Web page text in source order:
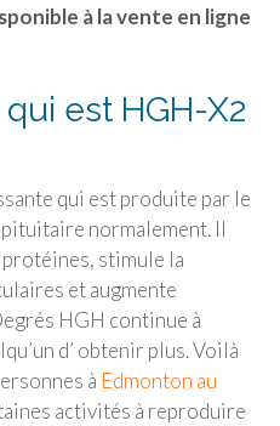
à la vente en ligne
est HGH-X2
qui est produite par le
normalement. Il
stimule la
et augmente
HGH continue à
d’ obtenir plus. Voilà
à Edmonton au
activités à reproduire